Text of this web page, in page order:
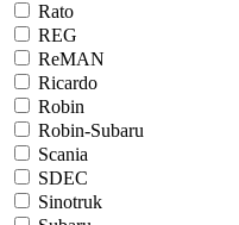
Rato
REG
ReMAN
Ricardo
Robin
Robin-Subaru
Scania
SDEC
Sinotruk